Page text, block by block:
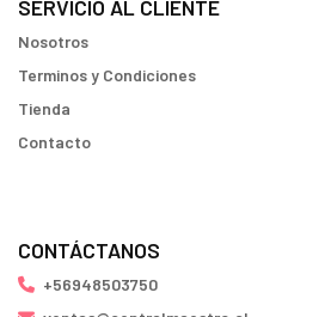
SERVICIO AL CLIENTE
Nosotros
Terminos y Condiciones
Tienda
Contacto
CONTÁCTANOS
+56948503750